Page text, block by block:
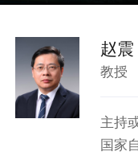
赵震
教授
主持
国家